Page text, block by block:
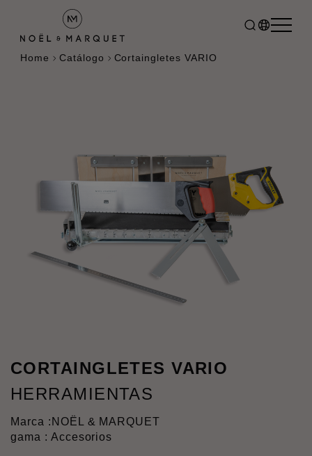
Home Catálogo Cortaingletes VARIO
CORTAINGLETES VARIO
HERRAMIENTAS
Marca : NOËL & MARQUET
gama : Accesorios